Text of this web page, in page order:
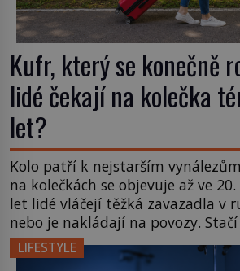
Kufr, který se konečně
lidé čekají na kolečka
let?
Kolo patří k nejstarším
na kolečkách se objevuje až ve
let lidé vláčejí těžká zavazadla v
nebo je nakládají na povozy.
nápad, připevnit ke kufru
nikdo dlouho nedostane. Až
LIFESTYLE